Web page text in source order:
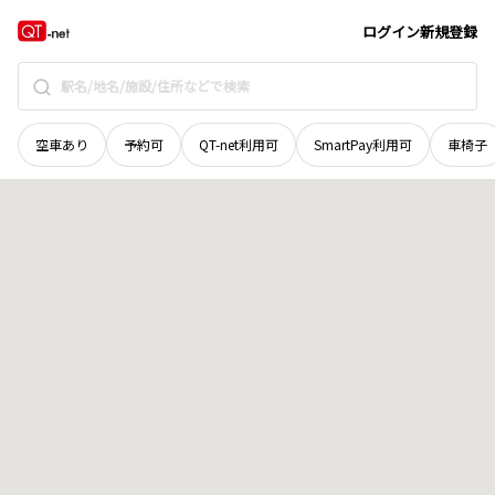
ログイン新規登録
空車あり 予約可 QT-net利用可 SmartPay利用可 車椅子
島根県